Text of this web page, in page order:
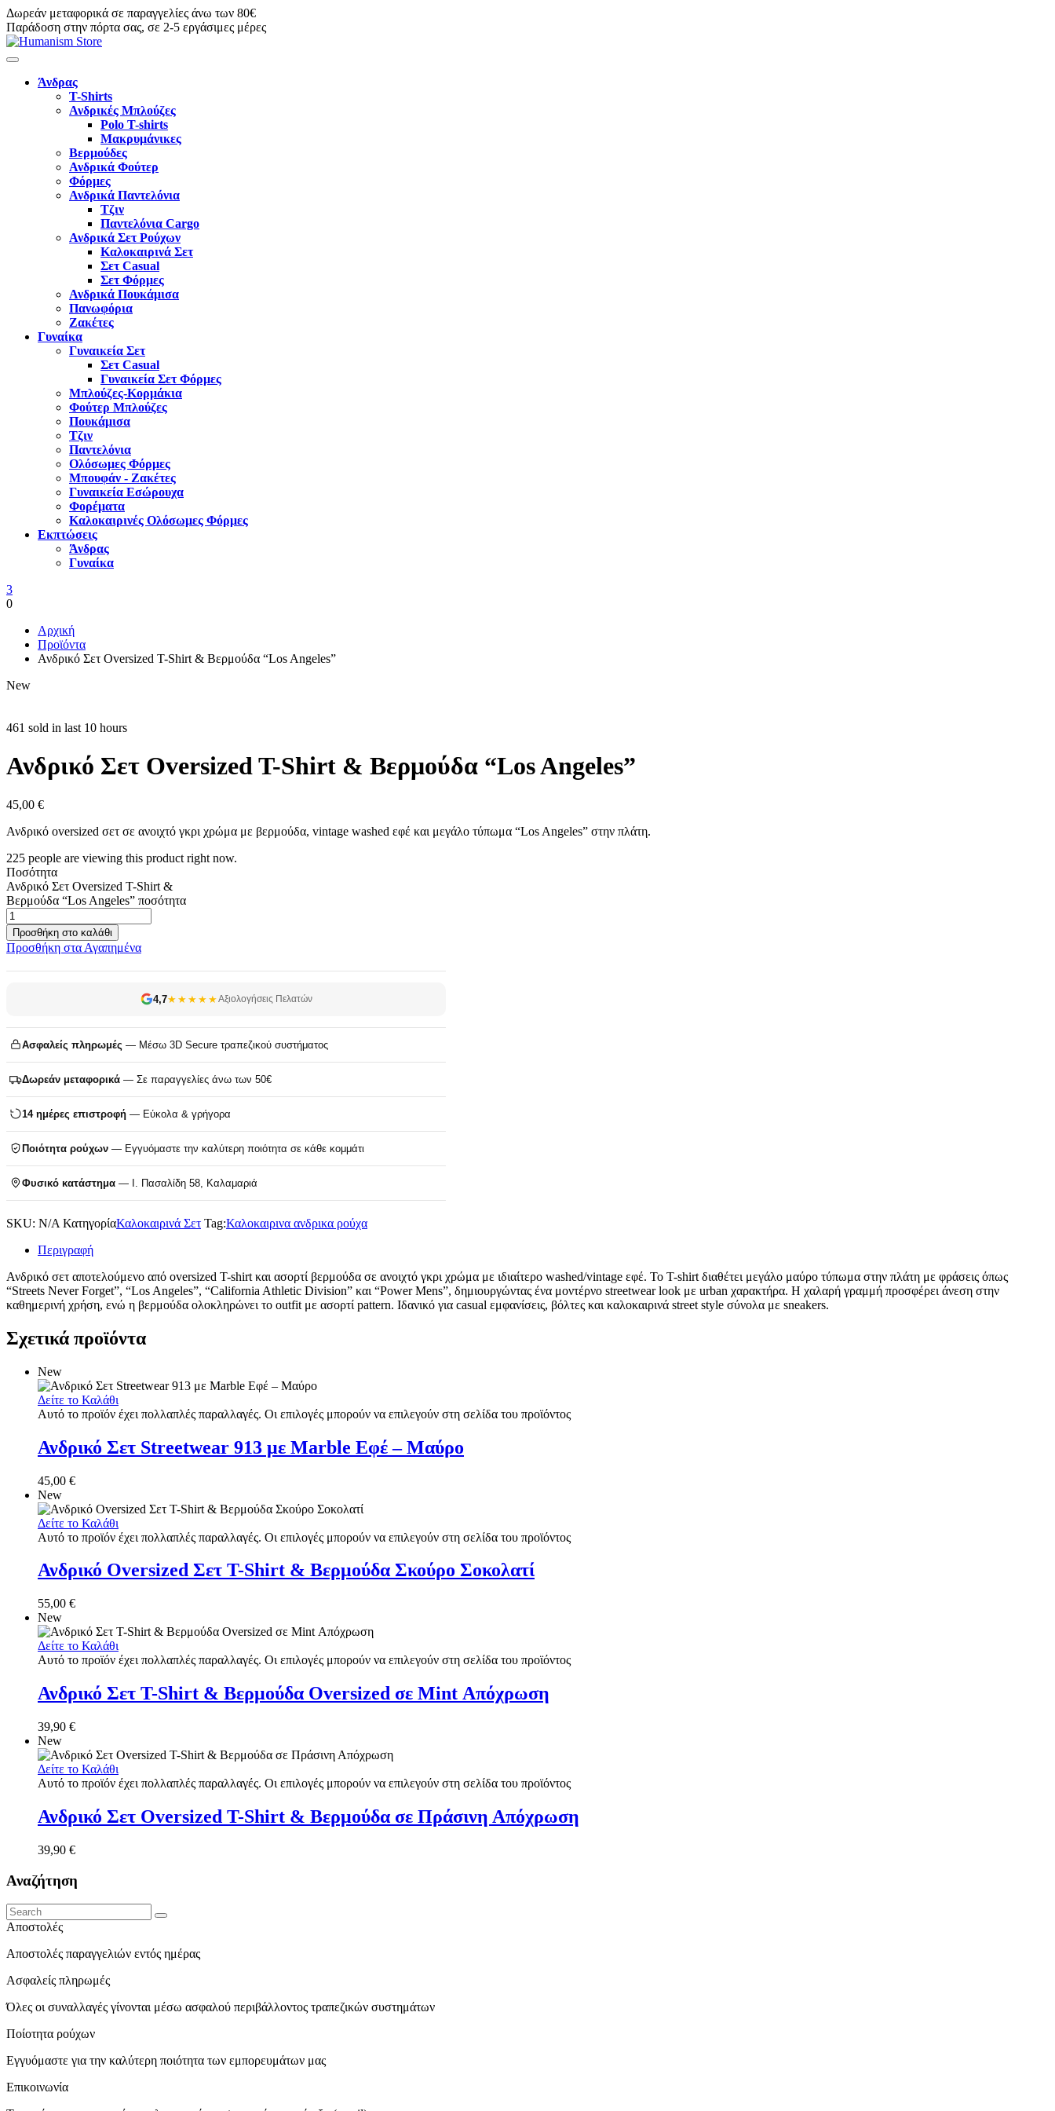
Δωρεάν μεταφορικά σε παραγγελίες άνω των 80€
Παράδοση στην πόρτα σας, σε 2-5 εργάσιμες μέρες
Άνδρας
T-Shirts
Ανδρικές Μπλούζες
Polo T-shirts
Μακρυμάνικες
Βερμούδες
Ανδρικά Φούτερ
Φόρμες
Ανδρικά Παντελόνια
Τζιν
Παντελόνια Cargo
Ανδρικά Σετ Ρούχων
Καλοκαιρινά Σετ
Σετ Casual
Σετ Φόρμες
Ανδρικά Πουκάμισα
Πανωφόρια
Ζακέτες
Γυναίκα
Γυναικεία Σετ
Σετ Casual
Γυναικεία Σετ Φόρμες
Μπλούζες-Κορμάκια
Φούτερ Μπλούζες
Πουκάμισα
Τζιν
Παντελόνια
Ολόσωμες Φόρμες
Μπουφάν - Ζακέτες
Γυναικεία Εσώρουχα
Φορέματα
Καλοκαιρινές Ολόσωμες Φόρμες
Εκπτώσεις
Άνδρας
Γυναίκα
3
0
Αρχική
Προϊόντα
Ανδρικό Σετ Oversized T-Shirt & Βερμούδα “Los Angeles”
New
461 sold in last 10 hours
Ανδρικό Σετ Oversized T-Shirt & Βερμούδα “Los Angeles”
45,00 €
Ανδρικό oversized σετ σε ανοιχτό γκρι χρώμα με βερμούδα, vintage washed εφέ και μεγάλο τύπωμα “Los Angeles” στην πλάτη.
225 people are viewing this product right now.
Ποσότητα
Ανδρικό Σετ Oversized T-Shirt &
Βερμούδα “Los Angeles” ποσότητα
Προσθήκη στο καλάθι
Προσθήκη στα Αγαπημένα
4,7★★★★★Αξιολογήσεις Πελατών
Ασφαλείς πληρωμές — Μέσω 3D Secure τραπεζικού συστήματος
Δωρεάν μεταφορικά — Σε παραγγελίες άνω των 50€
14 ημέρες επιστροφή — Εύκολα & γρήγορα
Ποιότητα ρούχων — Εγγυόμαστε την καλύτερη ποιότητα σε κάθε κομμάτι
Φυσικό κατάστημα — Ι. Πασαλίδη 58, Καλαμαριά
SKU: N/A ΚατηγορίαΚαλοκαιρινά Σετ Tag:Καλοκαιρινα ανδρικα ρούχα
Περιγραφή
Ανδρικό σετ αποτελούμενο από oversized T-shirt και ασορτί βερμούδα σε ανοιχτό γκρι χρώμα με ιδιαίτερο washed/vintage εφέ. Το T-shirt διαθέτει μεγάλο μαύρο τύπωμα στην πλάτη με φράσεις όπως
“Streets Never Forget”, “Los Angeles”, “California Athletic Division” και “Power Mens”, δημιουργώντας ένα μοντέρνο streetwear look με urban χαρακτήρα. Η χαλαρή γραμμή προσφέρει άνεση στην
καθημερινή χρήση, ενώ η βερμούδα ολοκληρώνει το outfit με ασορτί pattern. Ιδανικό για casual εμφανίσεις, βόλτες και καλοκαιρινά street style σύνολα με sneakers.
Σχετικά προϊόντα
New
Δείτε το Καλάθι
Αυτό το προϊόν έχει πολλαπλές παραλλαγές. Οι επιλογές μπορούν να επιλεγούν στη σελίδα του προϊόντος
Ανδρικό Σετ Streetwear 913 με Marble Εφέ – Μαύρο
45,00 €
New
Δείτε το Καλάθι
Αυτό το προϊόν έχει πολλαπλές παραλλαγές. Οι επιλογές μπορούν να επιλεγούν στη σελίδα του προϊόντος
Ανδρικό Oversized Σετ T-Shirt & Βερμούδα Σκούρο Σοκολατί
55,00 €
New
Δείτε το Καλάθι
Αυτό το προϊόν έχει πολλαπλές παραλλαγές. Οι επιλογές μπορούν να επιλεγούν στη σελίδα του προϊόντος
Ανδρικό Σετ T-Shirt & Βερμούδα Oversized σε Mint Απόχρωση
39,90 €
New
Δείτε το Καλάθι
Αυτό το προϊόν έχει πολλαπλές παραλλαγές. Οι επιλογές μπορούν να επιλεγούν στη σελίδα του προϊόντος
Ανδρικό Σετ Oversized T-Shirt & Βερμούδα σε Πράσινη Απόχρωση
39,90 €
Αναζήτηση
Αποστολές
Αποστολές παραγγελιών εντός ημέρας
Ασφαλείς πληρωμές
Όλες οι συναλλαγές γίνονται μέσω ασφαλού περιβάλλοντος τραπεζικών συστημάτων
Ποίοτητα ρούχων
Εγγυόμαστε για την καλύτερη ποιότητα των εμπορευμάτων μας
Επικοινωνία